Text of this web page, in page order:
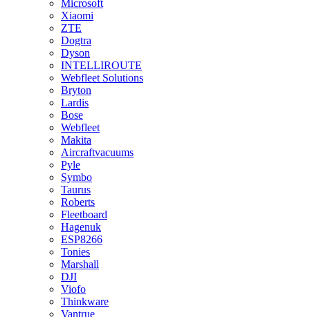
Microsoft
Xiaomi
ZTE
Dogtra
Dyson
INTELLIROUTE
Webfleet Solutions
Bryton
Lardis
Bose
Webfleet
Makita
Aircraftvacuums
Pyle
Symbo
Taurus
Roberts
Fleetboard
Hagenuk
ESP8266
Tonies
Marshall
DJI
Viofo
Thinkware
Vantrue